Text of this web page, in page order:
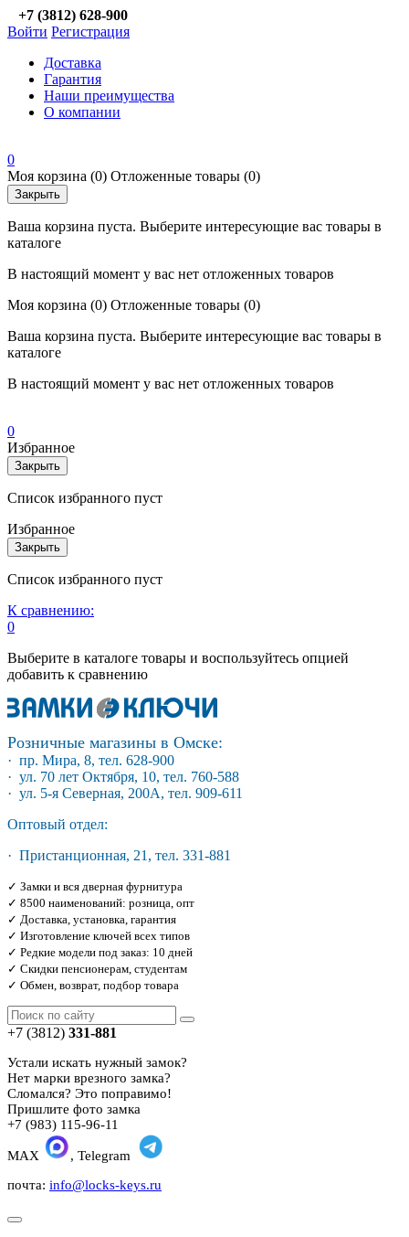
+7 (3812) 628-900
Войти Регистрация
Доставка
Гарантия
Наши преимущества
О компании
0
Моя корзина (0) Отложенные товары (0)
Закрыть
Ваша корзина пуста. Выберите интересующие вас товары в
каталоге
В настоящий момент у вас нет отложенных товаров
Моя корзина (0) Отложенные товары (0)
Ваша корзина пуста. Выберите интересующие вас товары в
каталоге
В настоящий момент у вас нет отложенных товаров
0
Избранное
Закрыть
Список избранного пуст
Избранное
Закрыть
Список избранного пуст
К сравнению:
0
Выберите в каталоге товары и воспользуйтесь опцией
добавить к сравнению
Розничные магазины в Омске:
· пр. Мира, 8, тел. 628-900
· ул. 70 лет Октября, 10, тел. 760-588
· ул. 5-я Северная, 200А, тел. 909-611
Оптовый отдел:
· Пристанционная, 21, тел. 331-881
✓ Замки и вся дверная фурнитура
✓ 8500 наименований: розница, опт
✓ Доставка, установка, гарантия
✓ Изготовление ключей всех типов
✓ Редкие модели под заказ: 10 дней
✓ Скидки пенсионерам, студентам
✓ Обмен, возврат, подбор товара
+7 (3812) 331-881
Устали искать нужный замок?
Нет марки врезного замка?
Сломался? Это поправимо!
Пришлите фото замка
+7 (983) 115-96-11
MAX
, Telegram
почта: info@locks-keys.ru